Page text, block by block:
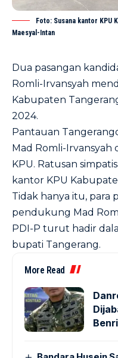
Foto: Susana kantor KPU
Maesyal-Intan
Dua pasangan
Romli-Irvansyah
Kabupaten
2024.
Pantauan
Mad Romli-
KPU. Ratusan
kantor KPU
Tidak hanya itu, para
pendukung Mad
PDI-P turut hadir
bupati Tangerang.
More Read